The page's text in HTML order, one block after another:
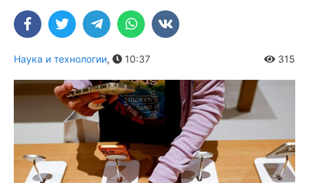
Наука и технологии, 10:37 315